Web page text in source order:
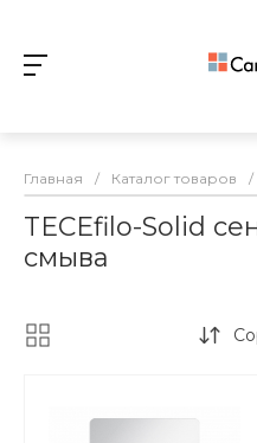
Главная / Каталог товаров /
TECEfilo-Solid
смыва